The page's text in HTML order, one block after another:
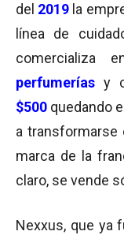
del 2019 la
línea de
comercializa
perfumerías y
$500 quedando
a transformarse
marca de la
claro, se vende
Nexxus, que ya